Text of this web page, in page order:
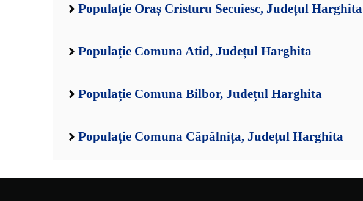
Populație Oraș Cristuru Secuiesc, Județul Harghita
Populație Comuna Atid, Județul Harghita
Populație Comuna Bilbor, Județul Harghita
Populație Comuna Căpâlnița, Județul Harghita